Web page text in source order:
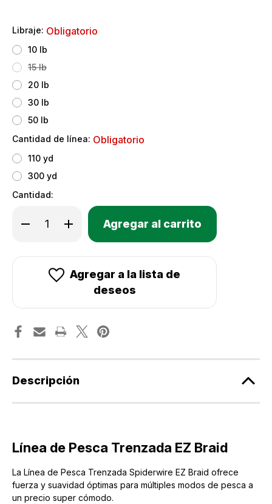
Libraje: Obligatorio
10 lb
15 lb
20 lb
30 lb
50 lb
Cantidad de línea: Obligatorio
110 yd
300 yd
Cantidad:
Disminuir
Línea
Trenzada
Braid
Aumentar
la
cantidad
Línea
Pesca
Trenzada
Spiderwire
Braid
Only
Existencias
actuales:
Agregar a la lista de
deseos
Descripción
Línea de Pesca Trenzada EZ Braid
La Línea de Pesca Trenzada Spiderwire EZ Braid ofrece
fuerza y ​​suavidad óptimas para múltiples modos de pesca a
un precio super cómodo.